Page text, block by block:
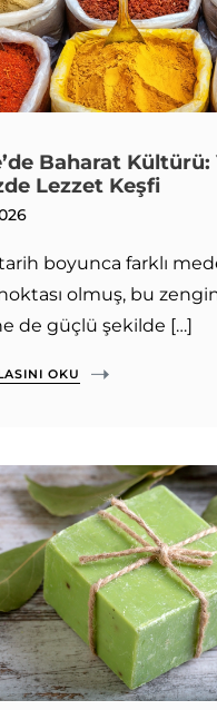
Baharat Kültürü:
Lezzet Keşfi
boyunca farklı
olmuş, bu
de güçlü şekilde […]
OKU